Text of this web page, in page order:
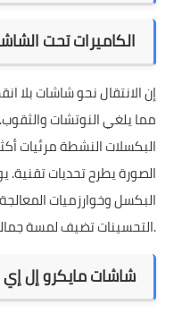
الكاميرات تحت
إن الانتقال نحو شاشات بلا
مما يلغي النوتشات
البكسلات النشطة مرئيات
الصورة يطرح تحديات
البكسل وخوارزميات
التحسينات تضيف لمسة جمالية مع دفع حدود الهندسة.
شاشات مايكرو إل إي